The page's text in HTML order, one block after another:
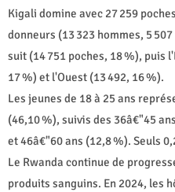
Kigali domine avec 27 259
donneurs (13 323 hommes, 5
suit (14 751 poches, 18 %), puis
17 %) et l'Ouest (13 492, 16 %).
Les jeunes de 18 à 25 ans
(46,10 %), suivis des 36â€"45
et 46â€"60 ans (12,8 %). Seuls
Le Rwanda continue de
produits sanguins. En 2024, les